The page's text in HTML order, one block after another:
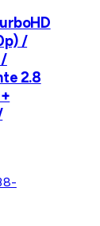
/
/
2.8